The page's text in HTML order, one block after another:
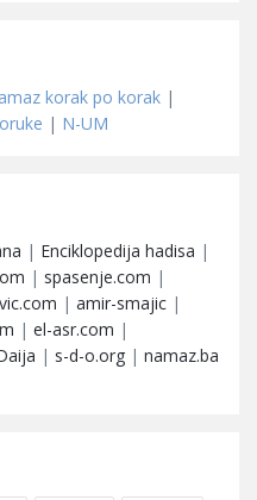
korak po korak |
| N-UM
| Enciklopedija hadisa |
| spasenje.com |
| amir-smajic |
| el-asr.com |
| s-d-o.org | namaz.ba